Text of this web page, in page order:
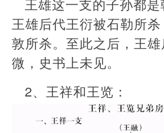
王雄这一支的子孙都
王雄后代王衍被石勒所
敦所杀。至此之后，王
微，史书上未见。
2、王祥和王览：